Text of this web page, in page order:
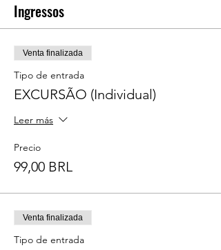
Ingressos
Venta finalizada
Tipo de entrada
EXCURSÃO (Individual)
Leer más
Precio
99,00 BRL
Venta finalizada
Tipo de entrada